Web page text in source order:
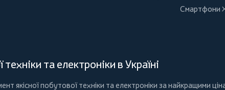
Смартфони
та електроніки в Україні
якісної побутової техніки та електроніки за найкращими